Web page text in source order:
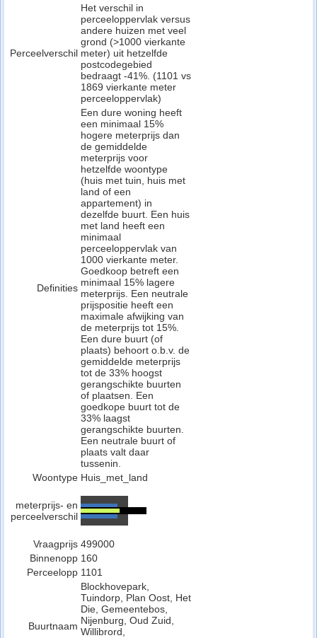
Perceelverschil
Het verschil in
perceeloppervlak versus
andere huizen met veel
grond (>1000 vierkante
meter) uit hetzelfde
postcodegebied
bedraagt -41%. (1101 vs
1869 vierkante meter
perceeloppervlak)
Definities
Een dure woning heeft
een minimaal 15%
hogere meterprijs dan
de gemiddelde
meterprijs voor
hetzelfde woontype
(huis met tuin, huis met
land of een
appartement) in
dezelfde buurt. Een huis
met land heeft een
minimaal
perceeloppervlak van
1000 vierkante meter.
Goedkoop betreft een
minimaal 15% lagere
meterprijs. Een neutrale
prijspositie heeft een
maximale afwijking van
de meterprijs tot 15%.
Een dure buurt (of
plaats) behoort o.b.v. de
gemiddelde meterprijs
tot de 33% hoogst
gerangschikte buurten
of plaatsen. Een
goedkope buurt tot de
33% laagst
gerangschikte buurten.
Een neutrale buurt of
plaats valt daar
tussenin.
Woontype Huis_met_land
meterprijs- en
perceelverschil
Vraagprijs 499000
Binnenopp 160
Perceelopp 1101
Buurtnaam
Blockhovepark,
Tuindorp, Plan Oost, Het
Die, Gemeentebos,
Nijenburg, Oud Zuid,
Willibrord,